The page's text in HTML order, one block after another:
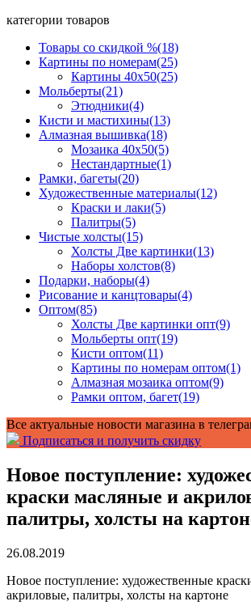
категории товаров
Товары со скидкой %(18)
Картины по номерам(25)
Картины 40x50(25)
Мольберты(21)
Этюдники(4)
Кисти и мастихины(13)
Алмазная вышивка(18)
Мозаика 40x50(5)
Нестандартные(1)
Рамки, багеты(20)
Художественные материалы(12)
Краски и лаки(5)
Палитры(5)
Чистые холсты(15)
Холсты Две картинки(13)
Наборы холстов(8)
Подарки, наборы(4)
Рисование и канцтовары(4)
Оптом(85)
Холсты Две картинки опт(9)
Мольберты опт(19)
Кисти оптом(11)
Картины по номерам оптом(1)
Алмазная мозаика оптом(9)
Рамки оптом, багет(19)
Все актуальные новости магазина в
Подписаться и получить скидку
Новое поступление:
краски масляные и
палитры, холсты на
26.08.2019
Новое поступление: художественные
акриловые, палитры, холсты на картоне